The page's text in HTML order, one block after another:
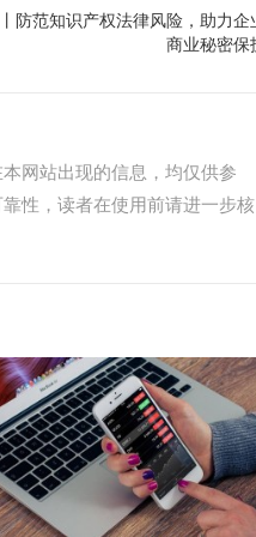
防范知识产权法律风险，助力企
商业秘密保
网站出现的信息，均仅供参
性，读者在使用前请进一步核